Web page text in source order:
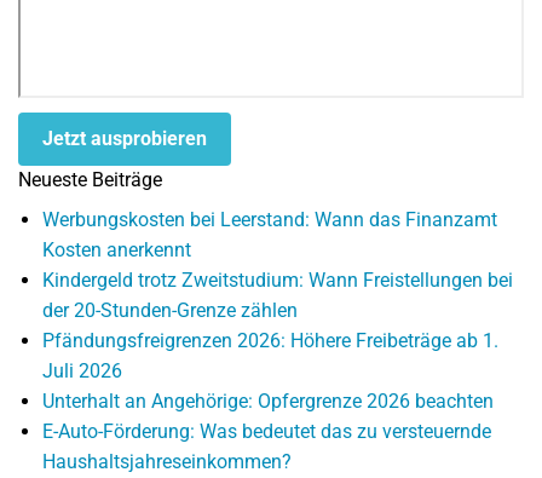
Jetzt ausprobieren
Neueste Beiträge
Werbungskosten bei Leerstand: Wann das Finanzamt
Kosten anerkennt
Kindergeld trotz Zweitstudium: Wann Freistellungen bei
der 20-Stunden-Grenze zählen
Pfändungsfreigrenzen 2026: Höhere Freibeträge ab 1.
Juli 2026
Unterhalt an Angehörige: Opfergrenze 2026 beachten
E-Auto-Förderung: Was bedeutet das zu versteuernde
Haushaltsjahreseinkommen?